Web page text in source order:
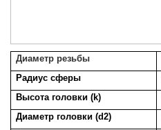
Диаметр резьбы
Радиус сферы
Высота головки (k)
Диаметр головки (d2)